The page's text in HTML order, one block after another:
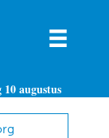
10 augustus